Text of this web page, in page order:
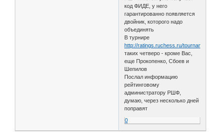
код ФИДЕ, у него
гарантированно появляется
двойник, которого надо
объединять
В турнире
http://ratings.ruchess.ru/tournaments/
таких четверо - кроме Вас,
еще Прокопенко, Сбоев и
Шепилов
Послал информацию
рейтинговому
администратору РШФ,
думаю, через несколько дней
поправят
0